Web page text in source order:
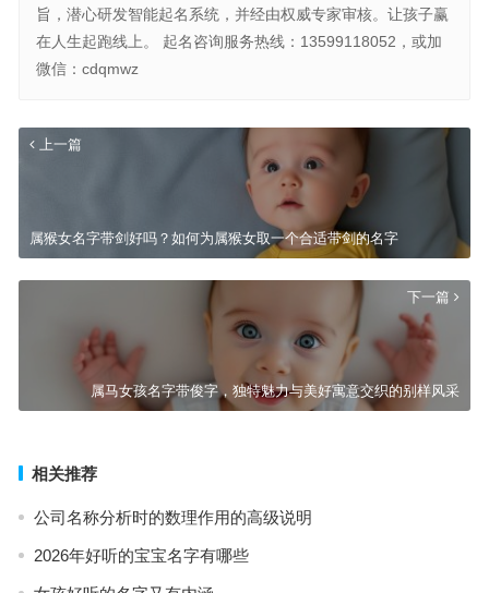
旨，潜心研发智能起名系统，并经由权威专家审核。让孩子赢
在人生起跑线上。 起名咨询服务热线：13599118052，或加
微信：cdqmwz
上一篇
属猴女名字带剑好吗？如何为属猴女取一个合适带剑的名字
下一篇
属马女孩名字带俊字，独特魅力与美好寓意交织的别样风采
相关推荐
公司名称分析时的数理作用的高级说明
2026年好听的宝宝名字有哪些